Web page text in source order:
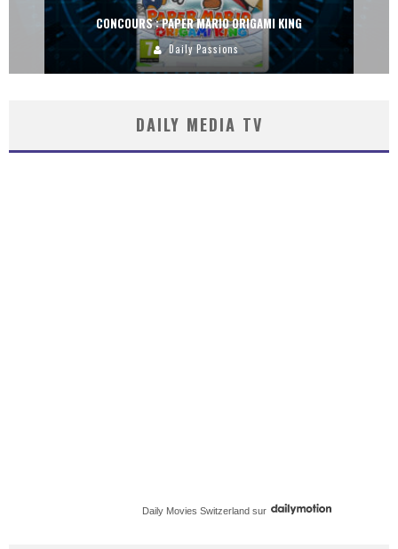
: PAPER MARIO ORIGAMI KING
Daily Passions
DAILY MEDIA TV
Daily Movies Switzerland sur